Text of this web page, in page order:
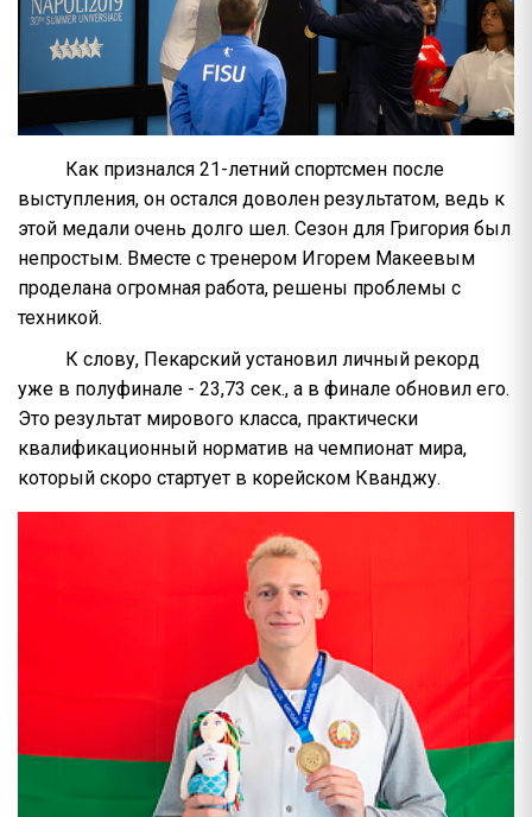
Как признался 21-летний спортсмен после
выступления, он остался доволен результатом, ведь к
этой медали очень долго шел. Сезон для Григория был
непростым. Вместе с тренером Игорем Макеевым
проделана огромная работа, решены проблемы с
техникой.
К слову, Пекарский установил личный рекорд
уже в полуфинале - 23,73 сек., а в финале обновил его.
Это результат мирового класса, практически
квалификационный норматив на чемпионат мира,
который скоро стартует в корейском Кванджу.